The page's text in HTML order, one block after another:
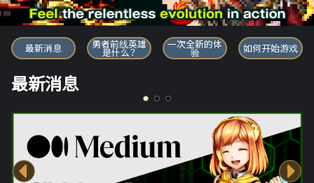
勇者前线英雄
最新消息 勇者前线英雄
是什么？
一次全新的体
验 如何开始游戏
最新消息